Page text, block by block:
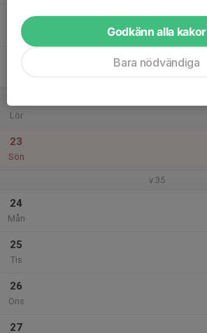
Tor
Lör
23
Sön
v.35
24
Mån
25
Tis
26
Ons
27
Godkänn alla kakor
Bara nödvändiga